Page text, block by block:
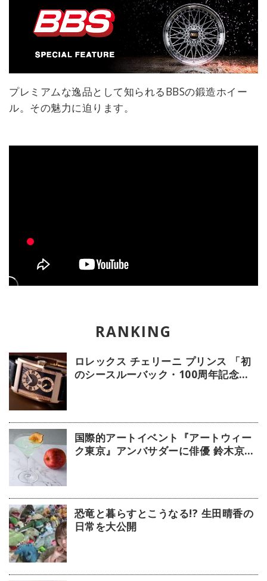
プレミアムな逸品として知られるBBSの鍛造ホイー
ル。その魅力に迫ります。
ロレックス チェリーニ プリンス 「初
のシースルーバック・100周年記念モ
国際的アートイベント『アートウィー
ク東京』アンバサダーに俳優 鈴木京香
恐竜と暮らすとこうなる!? 生田晴香の
日常を大公開